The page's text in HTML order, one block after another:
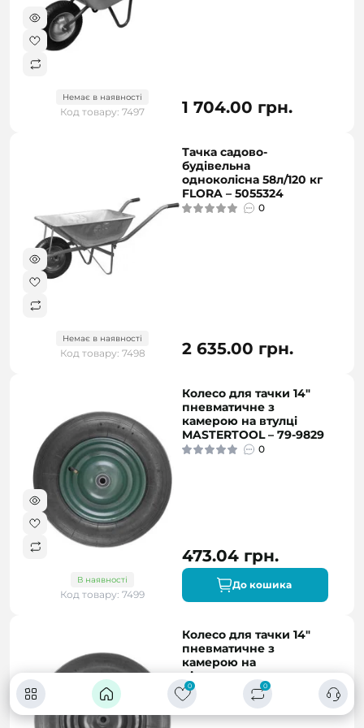
0 0
Немає в наявності
Код товару: 7497 1 704.00 грн.
Немає в наявності
Код товару: 7498
Тачка садово-
будівельна
одноколісна 58л/120 кг
FLORA – 5055324
0
2 635.00 грн.
В наявності
Код товару: 7499
Колесо для тачки 14"
пневматичне з
камерою на втулці
MASTERTOOL – 79-9829
0
473.04 грн.
До кошика
Колесо для тачки 14"
пневматичне з
камерою на
підшипнику
MASTERTOOL – 79-9842
0